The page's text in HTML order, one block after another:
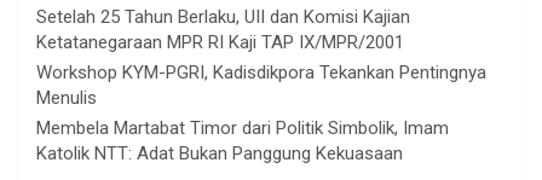
Setelah 25 Tahun Berlaku, UII dan Komisi Kajian
Ketatanegaraan MPR RI Kaji TAP IX/MPR/2001
Workshop KYM-PGRI, Kadisdikpora Tekankan Pentingnya
Menulis
Membela Martabat Timor dari Politik Simbolik, Imam
Katolik NTT: Adat Bukan Panggung Kekuasaan